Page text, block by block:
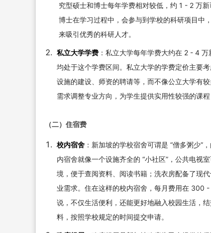
究型硕士和博士每年学费相对较低，约 1 - 2 万
博士在学习过程中，会参与到学校的科研项目中
来吸引优秀的科研人才。
私立大学学费：私立大学每年学费大约在 2 - 4
均处于这个学费区间。私立大学的学费定价主要
设施的建设、师资的聘请等，而不像公立大学有
需求调整专业方向，为学生提供实用性较强的课
（二）住宿费
校内宿舍：新加坡的学校宿舍可谓是 “僧多粥少”
内宿舍就像一个设施齐全的 “小社区”，公共电视
境，便于查阅资料、阅读书籍；洗衣房配备了现
业需求。住在这样的校内宿舍，每月费用在 300
说，不仅生活便利，还能更好地融入校园生活，
料，按照学校规定的时间提交申请。